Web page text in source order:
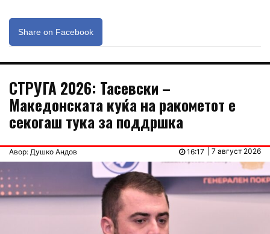
Share on Facebook
СТРУГА 2026: Тасевски –
Македонската куќа на ракометот е
секогаш тука за поддршка
Авор: Душко Андов | 7 август 2026
16:17